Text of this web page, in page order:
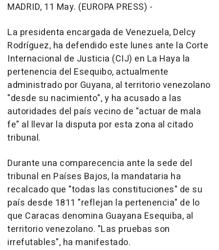
MADRID, 11 May. (EUROPA PRESS) -
La presidenta encargada de Venezuela, Delcy
Rodríguez, ha defendido este lunes ante la Corte
Internacional de Justicia (CIJ) en La Haya la
pertenencia del Esequibo, actualmente
administrado por Guyana, al territorio venezolano
"desde su nacimiento", y ha acusado a las
autoridades del país vecino de "actuar de mala
fe" al llevar la disputa por esta zona al citado
tribunal.
Durante una comparecencia ante la sede del
tribunal en Países Bajos, la mandataria ha
recalcado que "todas las constituciones" de su
país desde 1811 "reflejan la pertenencia" de lo
que Caracas denomina Guayana Esequiba, al
territorio venezolano. "Las pruebas son
irrefutables", ha manifestado.